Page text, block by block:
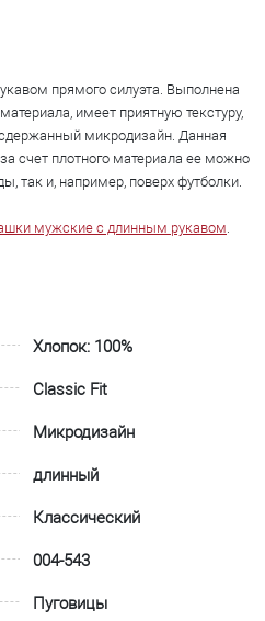
прямого силуэта. Выполнена
имеет приятную текстуру,
микродизайн. Данная
счет плотного материала ее можно
так и, например, поверх футболки.
мужские с длинным рукавом.
Хлопок: 100%
Classic Fit
Микродизайн
длинный
Классический
004-543
Пуговицы